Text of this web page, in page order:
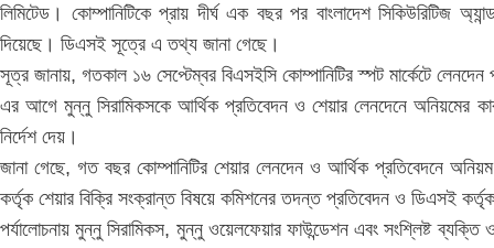
লিমিটেড। কোম্পানিটিকে প্রায় দীর্ঘ এক বছর পর বাংলাদেশ সিকিউরিটিজ
দিয়েছে। ডিএসই সূত্রে এ তথ্য জানা গেছে।
সূত্র জানায়, গতকাল ১৬ সেপ্টেম্বর বিএসইসি কোম্পানিটির স্পট মার্কেটে লেনদেন
এর আগে মুন্নু সিরামিকসকে আর্থিক প্রতিবেদন ও শেয়ার লেনদেনে অনিয়মের
নির্দেশ দেয়।
জানা গেছে, গত বছর কোম্পানিটির শেয়ার লেনদেন ও আর্থিক প্রতিবেদনে
কর্তৃক শেয়ার বিক্রি সংক্রান্ত বিষয়ে কমিশনের তদন্ত প্রতিবেদন ও ডিএসই
পর্যালোচনায় মুন্নু সিরামিকস, মুন্নু ওয়েলফেয়ার ফাউন্ডেশন এবং সংশ্লিষ্ট